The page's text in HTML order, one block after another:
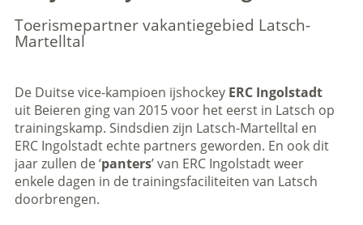
Toerismepartner vakantiegebied Latsch-
Martelltal
De Duitse vice-kampioen ijshockey ERC Ingolstadt
uit Beieren ging van 2015 voor het eerst in Latsch op
trainingskamp. Sindsdien zijn Latsch-Martelltal en
ERC Ingolstadt echte partners geworden. En ook dit
jaar zullen de ‘panters’ van ERC Ingolstadt weer
enkele dagen in de trainingsfaciliteiten van Latsch
doorbrengen.